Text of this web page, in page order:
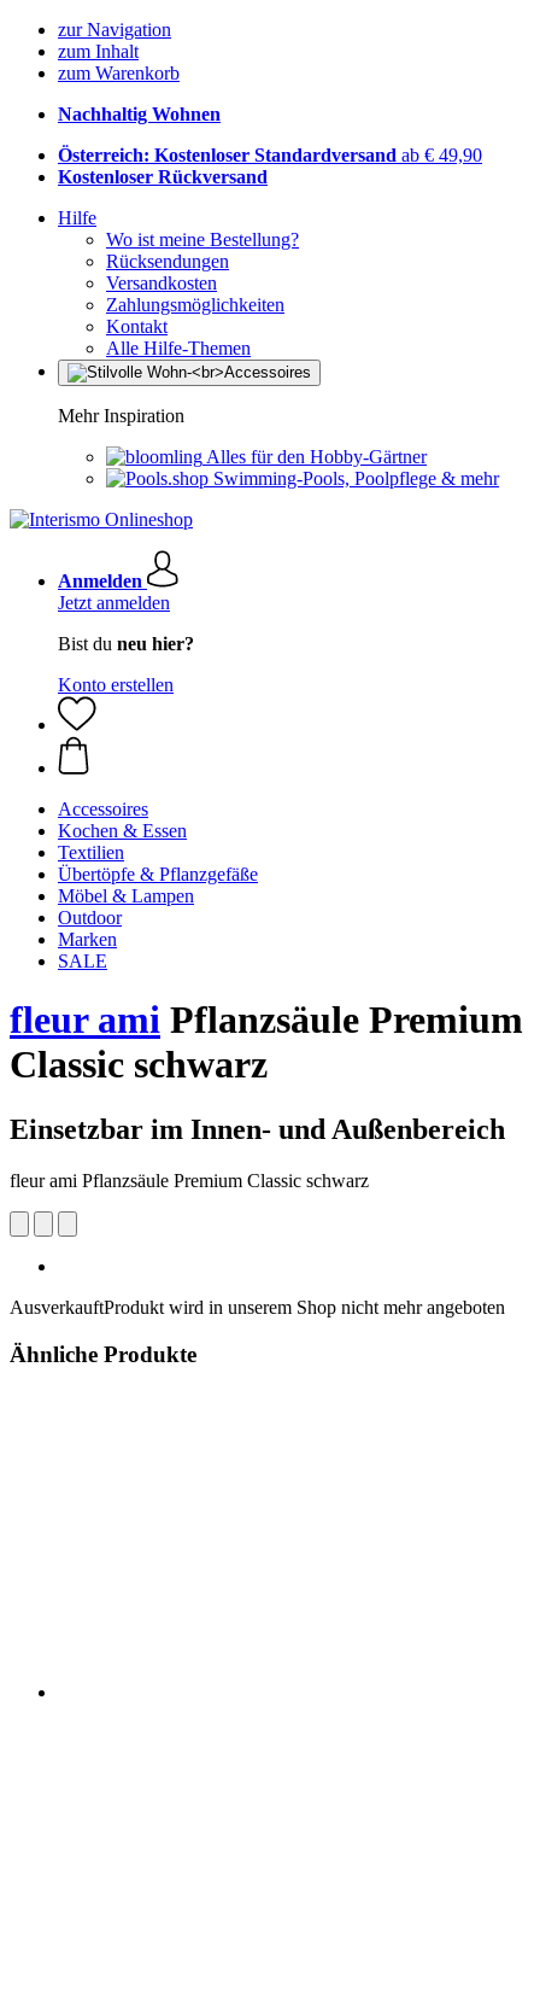
zur Navigation
zum Inhalt
zum Warenkorb
Nachhaltig Wohnen
Österreich: Kostenloser Standardversand ab € 49,90
Kostenloser Rückversand
Hilfe
Wo ist meine Bestellung?
Rücksendungen
Versandkosten
Zahlungsmöglichkeiten
Kontakt
Alle Hilfe-Themen
Mehr Inspiration
Alles für den Hobby-Gärtner
Swimming-Pools, Poolpflege & mehr
Anmelden
Jetzt anmelden
Bist du neu hier?
Konto erstellen
Accessoires
Kochen & Essen
Textilien
Übertöpfe & Pflanzgefäße
Möbel & Lampen
Outdoor
Marken
SALE
fleur ami Pflanzsäule Premium
Classic schwarz
Einsetzbar im Innen- und Außenbereich
fleur ami Pflanzsäule Premium Classic schwarz
AusverkauftProdukt wird in unserem Shop nicht mehr angeboten
Ähnliche Produkte